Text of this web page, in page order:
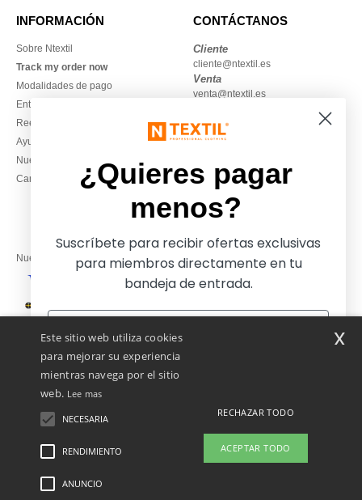
INFORMACIÓN
Sobre Ntextil
Track my order now
Modalidades de pago
Entrega
Reembolsos / devoluciones
Ayuda & FAQs
Nuestros compromisos
Camisetas locales al por mayor
CONTÁCTANOS
Cliente
cliente@ntextil.es
Venta
venta@ntextil.es
930 410 200
Viernes: 10:00–14:00
Nuestros socios financieros
Menciones Legales-
Este sitio web utiliza cookies
para mejorar su experiencia
mientras navega por el sitio
web. Lee mas
NECESARIA
RENDIMIENTO
ANUNCIO
RECHAZAR TODO
ACEPTAR TODO
x
¿Quieres pagar
menos?
Suscríbete para recibir ofertas exclusivas
para miembros directamente en tu
bandeja de entrada.
Sí, ¡quiero pagar menos!
No gracias, quiero pagar más